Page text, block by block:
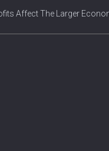
Affect The Larger